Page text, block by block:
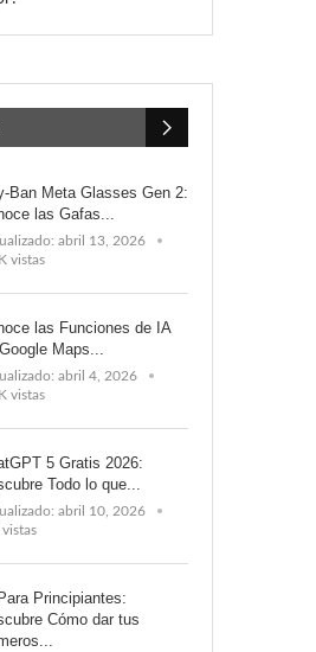
Ban Meta Glasses Gen 2:
las Gafas...
abril 13, 2026
vistas
las Funciones de IA
Maps...
abril 4, 2026
vistas
5 Gratis 2026:
Todo lo que...
abril 10, 2026
Principiantes:
Cómo dar tus